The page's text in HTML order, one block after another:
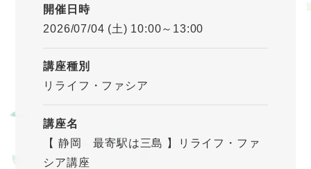
開催日時
2026/07/04 (土) 10:00～13:00
講座種別
リライフ・ファシア
講座名
【 静岡 最寄駅は三島 】リライフ・ファ
シア講座